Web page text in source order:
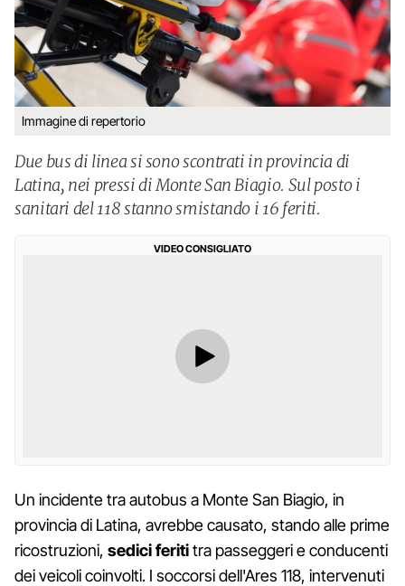
Immagine di repertorio
Due bus di linea si sono scontrati in provincia di
Latina, nei pressi di Monte San Biagio. Sul posto i
sanitari del 118 stanno smistando i 16 feriti.
VIDEO CONSIGLIATO
Un incidente tra autobus a Monte San Biagio, in
provincia di Latina, avrebbe causato, stando alle prime
ricostruzioni, sedici ferititra passeggeri e conducenti
dei veicoli coinvolti. I soccorsi dell'Ares 118, intervenuti